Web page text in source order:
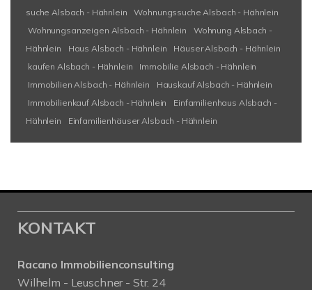
suche Alsbach - Hähnlein
Wohnungssuche Alsbach - Hähnlein
Wohnungsanzeigen Alsbach - Hähnlein
Wohnung Alsbach -
Hähnlein
Haus Alsbach - Hähnlein
Häuser Alsbach - Hähnlein
kaufen Alsbach - Hähnlein
Immobilie Alsbach - Hähnlein
Immobilien Alsbach - Hähnlein
Hauskauf Alsbach - Hähnlein
Immobilienkauf Alsbach - Hähnlein
Einfamilienhaus Alsbach -
Hähnlein
Einfamilienhäuser Alsbach - Hähnlein
KONTAKT
Racano Immobilienconsulting
Wilhelm - Leuschner - Str. 24